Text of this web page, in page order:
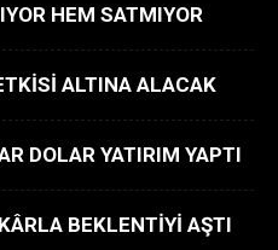
HEM SATMIYOR
ALTINA ALACAK
DOLAR YATIRIM YAPTI
BEKLENTİYİ AŞTI